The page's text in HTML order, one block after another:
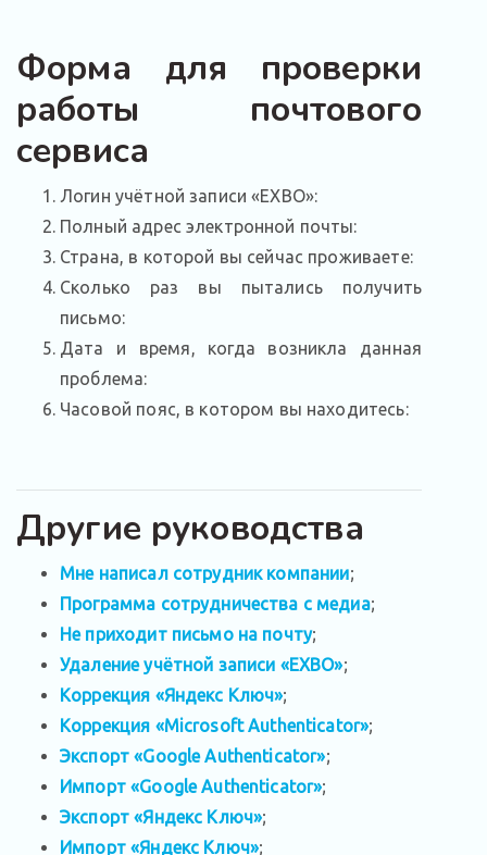
Форма для проверки
работы почтового
сервиса
Логин учётной записи «EXBO»:
Полный адрес электронной почты:
Страна, в которой вы сейчас проживаете:
Сколько раз вы пытались получить
письмо:
Дата и время, когда возникла данная
проблема:
Часовой пояс, в котором вы находитесь:
Другие руководства
Мне написал сотрудник компании;
Программа сотрудничества с медиа;
Не приходит письмо на почту;
Удаление учётной записи «EXBO»;
Коррекция «Яндекс Ключ»;
Коррекция «Microsoft Authenticator»;
Экспорт «Google Authenticator»;
Импорт «Google Authenticator»;
Экспорт «Яндекс Ключ»;
Импорт «Яндекс Ключ»;